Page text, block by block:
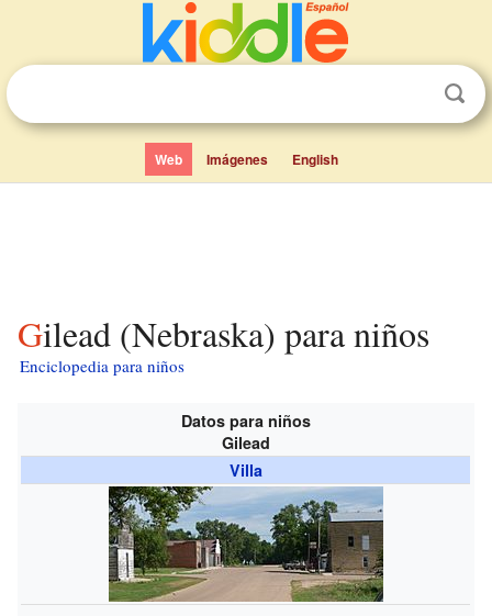
Web Imágenes English
Gilead (Nebraska) para niños
Enciclopedia para niños
Datos para niños
Gilead
Villa